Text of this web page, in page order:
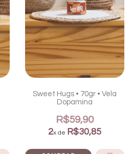
Sweet Hugs • 70gr • Vela
Dopamina
R$59,90
2x de R$30,85